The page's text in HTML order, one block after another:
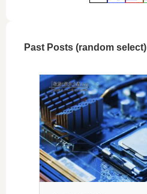
Past Posts (random select)